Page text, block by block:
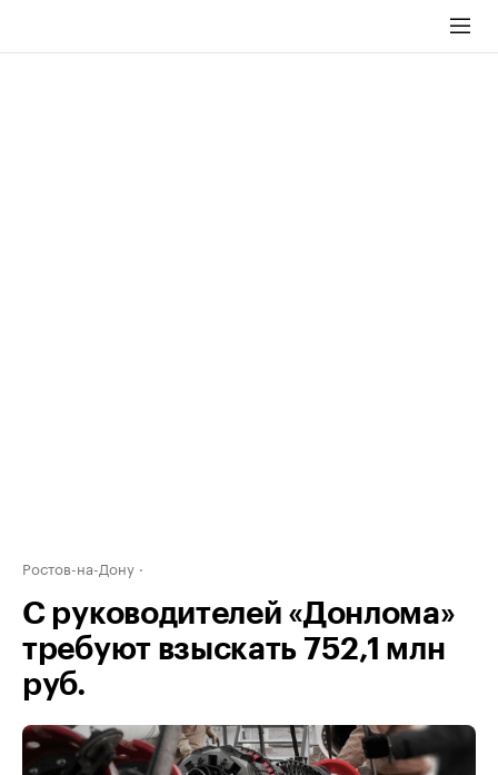
Ростов-на-Дону
С руководителей «Донлома»
требуют взыскать 752,1 млн
руб.